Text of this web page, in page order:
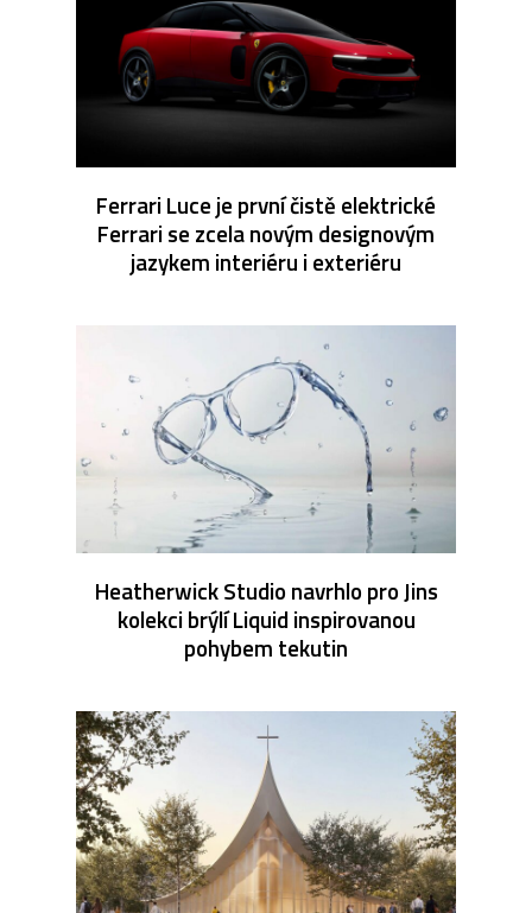
Ferrari Luce je první čistě elektrické
Ferrari se zcela novým designovým
jazykem interiéru i exteriéru
Heatherwick Studio navrhlo pro Jins
kolekci brýlí Liquid inspirovanou
pohybem tekutin